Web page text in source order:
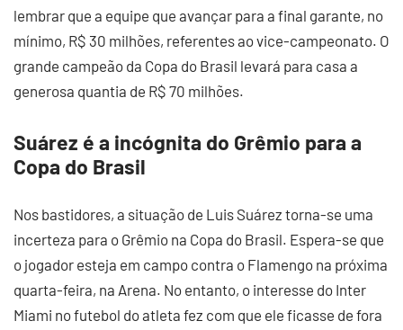
lembrar que a equipe que avançar para a final garante, no
mínimo, R$ 30 milhões, referentes ao vice-campeonato. O
grande campeão da Copa do Brasil levará para casa a
generosa quantia de R$ 70 milhões.
Suárez é a incógnita do Grêmio para a
Copa do Brasil
Nos bastidores, a situação de Luis Suárez torna-se uma
incerteza para o Grêmio na Copa do Brasil. Espera-se que
o jogador esteja em campo contra o Flamengo na próxima
quarta-feira, na Arena. No entanto, o interesse do Inter
Miami no futebol do atleta fez com que ele ficasse de fora